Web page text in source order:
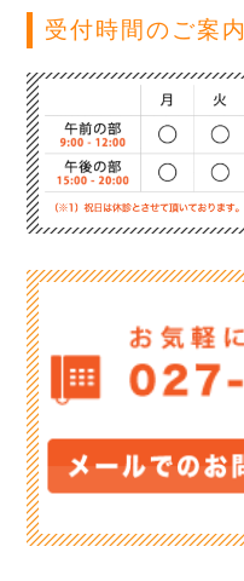
受付時間のご案内